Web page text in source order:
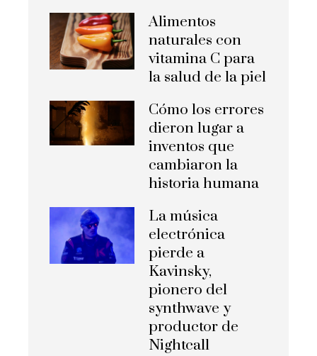
Alimentos
naturales con
vitamina C para
la salud de la piel
Cómo los errores
dieron lugar a
inventos que
cambiaron la
historia humana
La música
electrónica
pierde a
Kavinsky,
pionero del
synthwave y
productor de
Nightcall